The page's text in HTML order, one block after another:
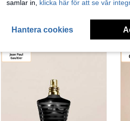
189kr
samlar in, klicka här för att se vår
Hantera cookies